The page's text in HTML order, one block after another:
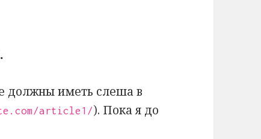
должны иметь слеша в
article1/). Пока я до